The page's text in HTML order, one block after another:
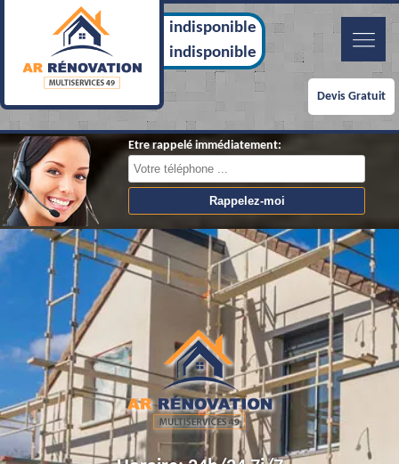
indisponible
indisponible
Devis Gratuit
Etre rappelé immédiatement: